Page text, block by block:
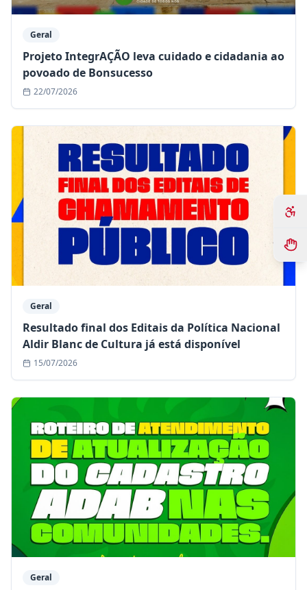
Geral
Projeto IntegrAÇÃO leva cuidado e cidadania ao
povoado de Bonsucesso
22/07/2026
Geral
Resultado final dos Editais da Política Nacional
Aldir Blanc de Cultura já está disponível
15/07/2026
Geral